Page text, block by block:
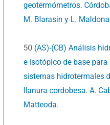
geotermómetros.
M. Blarasin y L.
50 (AS)-(CB) Análisis
e isotópico de base
sistemas hidrotermales
llanura cordobesa. A.
Matteoda.